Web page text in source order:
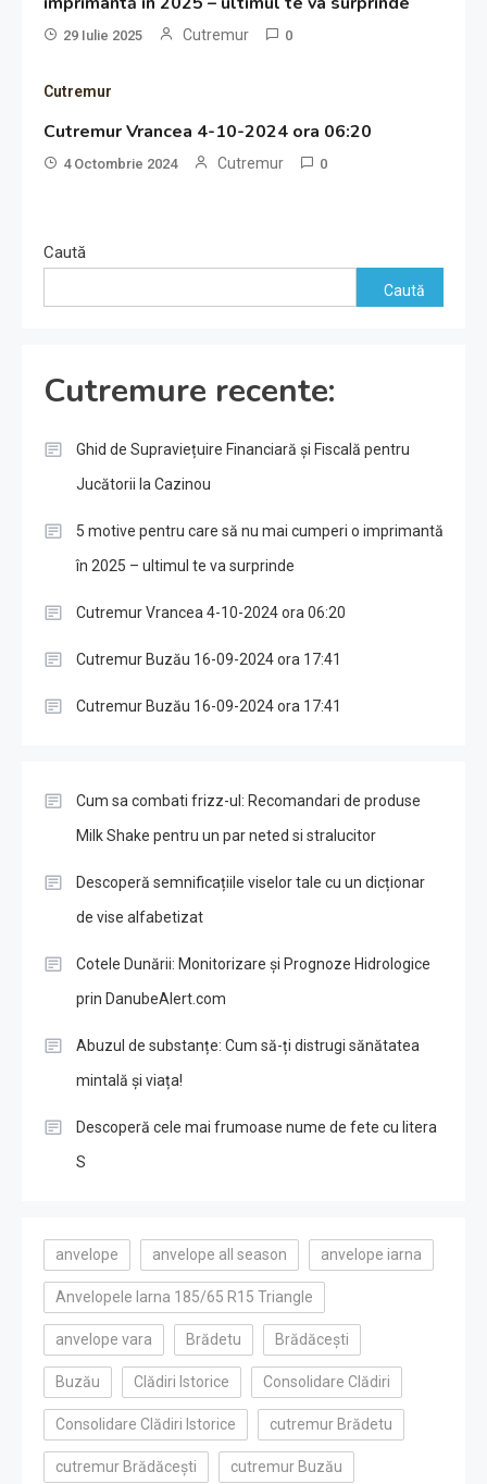
29 Iulie 2025 Cutremur 0
Cutremur
Cutremur Vrancea 4-10-2024 ora 06:20
4 Octombrie 2024 Cutremur 0
Caută
Caută
Cutremure recente:
Ghid de Supraviețuire Financiară și Fiscală pentru
Jucătorii la Cazinou
5 motive pentru care să nu mai cumperi o imprimantă
în 2025 – ultimul te va surprinde
Cutremur Vrancea 4-10-2024 ora 06:20
Cutremur Buzău 16-09-2024 ora 17:41
Cutremur Buzău 16-09-2024 ora 17:41
Cum sa combati frizz-ul: Recomandari de produse
Milk Shake pentru un par neted si stralucitor
Descoperă semnificațiile viselor tale cu un dicționar
de vise alfabetizat
Cotele Dunării: Monitorizare și Prognoze Hidrologice
prin DanubeAlert.com
Abuzul de substanțe: Cum să-ți distrugi sănătatea
mintală și viața!
Descoperă cele mai frumoase nume de fete cu litera
S
anvelope anvelope all season anvelope iarna
Anvelopele Iarna 185/65 R15 Triangle
anvelope vara Brădetu Brădăcești
Buzău Clădiri Istorice Consolidare Clădiri
Consolidare Clădiri Istorice cutremur Brădetu
cutremur Brădăcești cutremur Buzău